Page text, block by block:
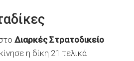
Διαρκές Στρατοδικείο
η δίκη 21 τελικά